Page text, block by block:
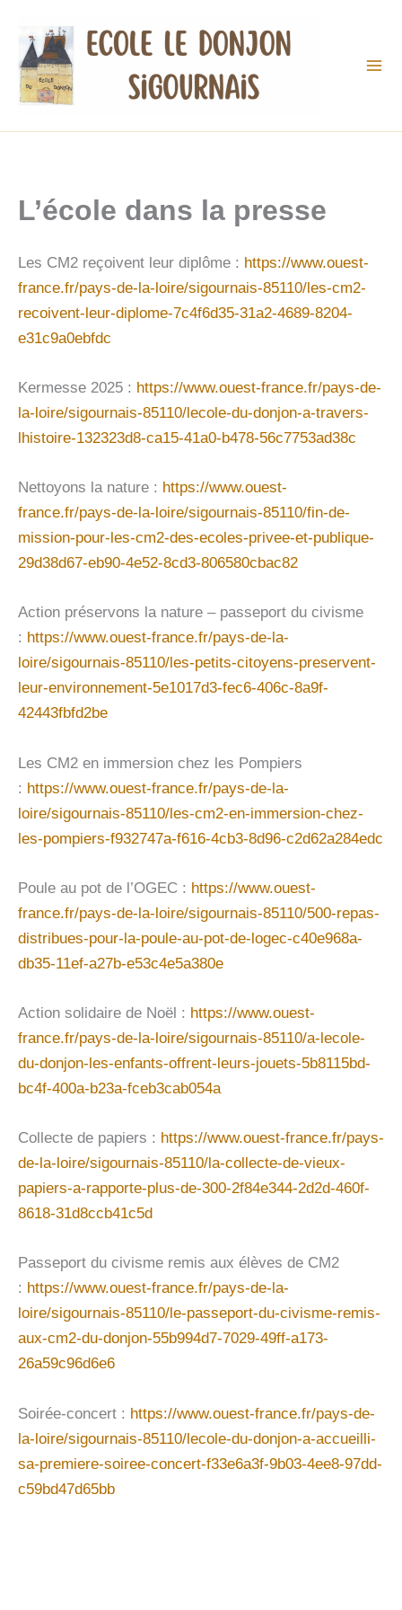
contenu
L’école dans la presse
Les CM2 reçoivent leur diplôme : https://www.ouest-
france.fr/pays-de-la-loire/sigournais-85110/les-cm2-
recoivent-leur-diplome-7c4f6d35-31a2-4689-8204-
e31c9a0ebfdc
Kermesse 2025 : https://www.ouest-france.fr/pays-de-
la-loire/sigournais-85110/lecole-du-donjon-a-travers-
lhistoire-132323d8-ca15-41a0-b478-56c7753ad38c
Nettoyons la nature : https://www.ouest-
france.fr/pays-de-la-loire/sigournais-85110/fin-de-
mission-pour-les-cm2-des-ecoles-privee-et-publique-
29d38d67-eb90-4e52-8cd3-806580cbac82
Action préservons la nature – passeport du civisme
: https://www.ouest-france.fr/pays-de-la-
loire/sigournais-85110/les-petits-citoyens-preservent-
leur-environnement-5e1017d3-fec6-406c-8a9f-
42443fbfd2be
Les CM2 en immersion chez les Pompiers
: https://www.ouest-france.fr/pays-de-la-
loire/sigournais-85110/les-cm2-en-immersion-chez-
les-pompiers-f932747a-f616-4cb3-8d96-c2d62a284edc
Poule au pot de l’OGEC : https://www.ouest-
france.fr/pays-de-la-loire/sigournais-85110/500-repas-
distribues-pour-la-poule-au-pot-de-logec-c40e968a-
db35-11ef-a27b-e53c4e5a380e
Action solidaire de Noël : https://www.ouest-
france.fr/pays-de-la-loire/sigournais-85110/a-lecole-
du-donjon-les-enfants-offrent-leurs-jouets-5b8115bd-
bc4f-400a-b23a-fceb3cab054a
Collecte de papiers : https://www.ouest-france.fr/pays-
de-la-loire/sigournais-85110/la-collecte-de-vieux-
papiers-a-rapporte-plus-de-300-2f84e344-2d2d-460f-
8618-31d8ccb41c5d
Passeport du civisme remis aux élèves de CM2
: https://www.ouest-france.fr/pays-de-la-
loire/sigournais-85110/le-passeport-du-civisme-remis-
aux-cm2-du-donjon-55b994d7-7029-49ff-a173-
26a59c96d6e6
Soirée-concert : https://www.ouest-france.fr/pays-de-
la-loire/sigournais-85110/lecole-du-donjon-a-accueilli-
sa-premiere-soiree-concert-f33e6a3f-9b03-4ee8-97dd-
c59bd47d65bb